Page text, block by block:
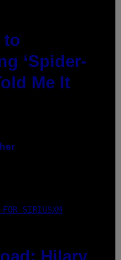
to
‘Spider-
Me It
FOR SIRIUSXM